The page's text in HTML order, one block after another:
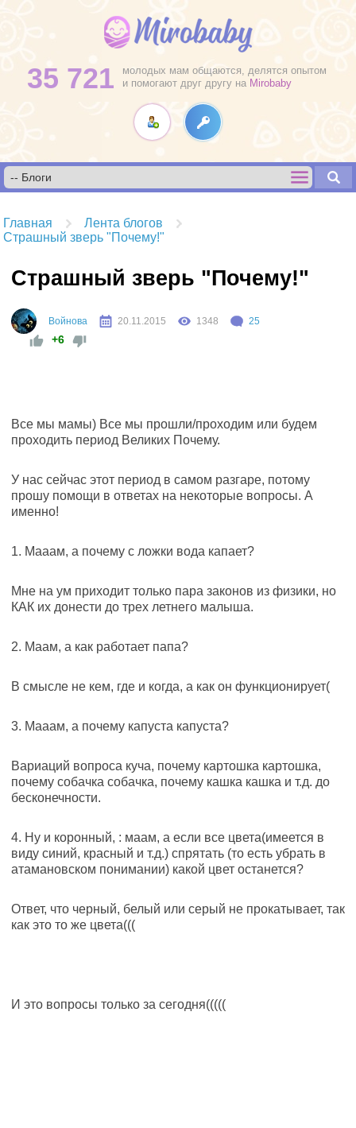
35 721
молодых мам общаются, делятся опытом
и помогают друг другу на Mirobaby
Главная
Лента блогов
Страшный зверь "Почему!"
Страшный зверь "Почему!"
Войнова 20.11.2015 1348 25
+6
Все мы мамы) Все мы прошли/проходим или будем
проходить период Великих Почему.
У нас сейчас этот период в самом разгаре, потому
прошу помощи в ответах на некоторые вопросы. А
именно!
1. Мааам, а почему с ложки вода капает?
Мне на ум приходит только пара законов из физики, но
КАК их донести до трех летнего малыша.
2. Маам, а как работает папа?
В смысле не кем, где и когда, а как он функционирует(
3. Мааам, а почему капуста капуста?
Вариаций вопроса куча, почему картошка картошка,
почему собачка собачка, почему кашка кашка и т.д. до
бесконечности.
4. Ну и коронный, : маам, а если все цвета(имеется в
виду синий, красный и т.д.) спрятать (то есть убрать в
атамановском понимании) какой цвет останется?
Ответ, что черный, белый или серый не прокатывает, так
как это то же цвета(((
И это вопросы только за сегодня(((((